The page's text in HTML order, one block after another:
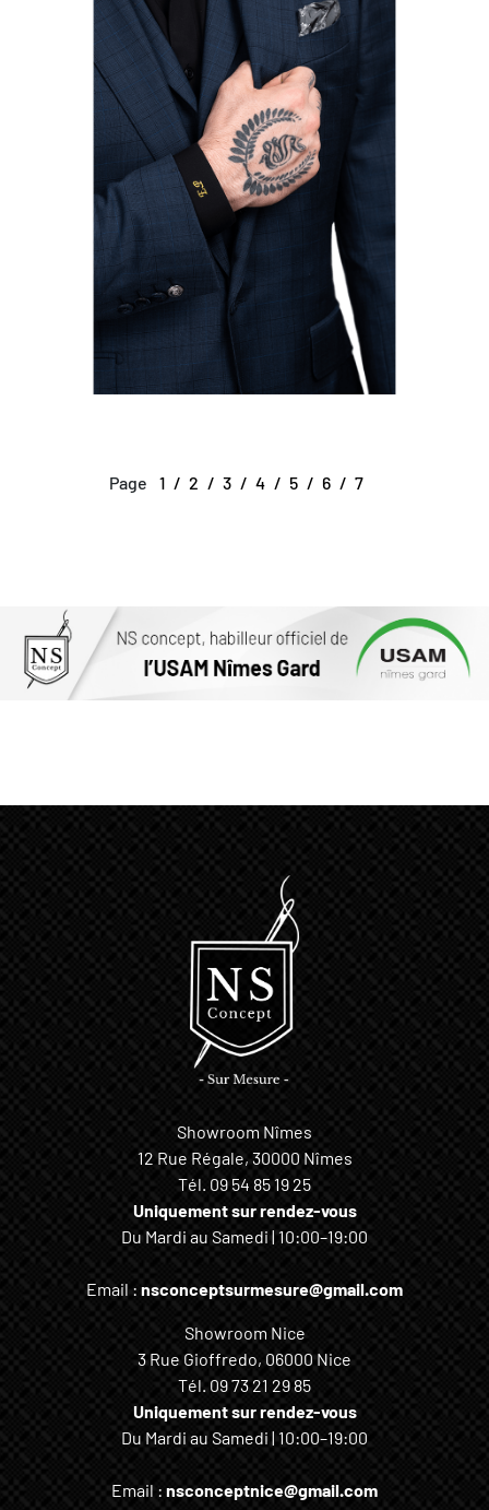
Page 1 2 3 4 5 6 7
Showroom Nîmes
12 Rue Régale, 30000 Nîmes
Tél. 09 54 85 19 25
Uniquement sur rendez-vous
Du Mardi au Samedi | 10:00–19:00
Email : nsconceptsurmesure@gmail.com
Showroom Nice
3 Rue Gioffredo, 06000 Nice
Tél. 09 73 21 29 85
Uniquement sur rendez-vous
Du Mardi au Samedi | 10:00–19:00
Email : nsconceptnice@gmail.com